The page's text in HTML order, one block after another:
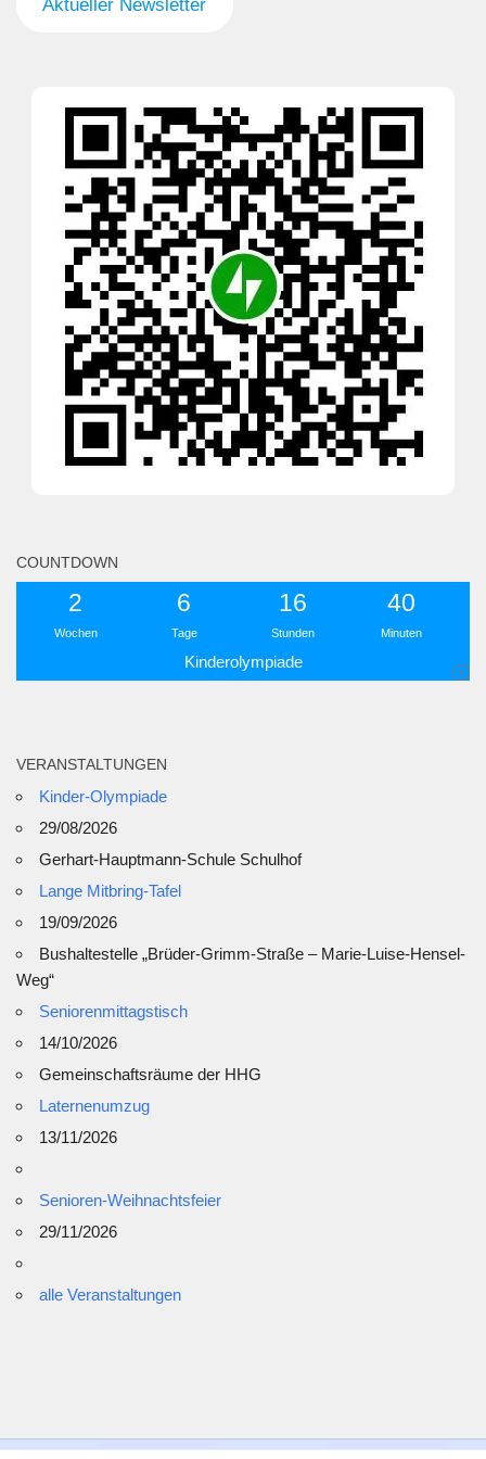
Aktueller Newsletter
COUNTDOWN
2
Wochen
6
Tage
16
Stunden
40
Minuten
Kinderolympiade
i
VERANSTALTUNGEN
Kinder-Olympiade
29/08/2026
Gerhart-Hauptmann-Schule Schulhof
Lange Mitbring-Tafel
19/09/2026
Bushaltestelle „Brüder-Grimm-Straße – Marie-Luise-Hensel-
Weg“
Seniorenmittagstisch
14/10/2026
Gemeinschaftsräume der HHG
Laternenumzug
13/11/2026
Senioren-Weihnachtsfeier
29/11/2026
alle Veranstaltungen